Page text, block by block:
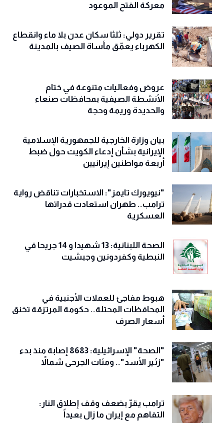
معركة الفتح الموعود
تقرير دولي: ثلثا سكان عدن بلا ماء وانقطاع
الكهرباء يعمّق مأساة الصيف بالمدينة
عروض وفعاليات متنوعة في ختام
الأنشطة الصيفية بمحافظات صنعاء
والحديدة وريمة وحجة
‏بيان وزارة الخارجية للجمهورية الإسلامية
الإيرانية بشأن إدعاء الكويت حول ضبط
أربعة مواطنين إيرانيين
"نيويورك تايمز": الاستخبارات تناقض رواية
ترامب.. طهران استعادت قدراتها
العسكرية
الصحة اللبنانية: 13 شهيدا و 14 جريحا في
النبطية وكفردونين وجبشيت
هبوط مفاجئ للعملات الأجنبية في
المحافظات المحتلة.. حكومة المرتزقة تخنق
أسعار الصرف
"الصحة" الإسرائيلية: 8683 إصابة منذ بدء
"زئير الأسد".. ومئات الجرحى شمالاً
ترامب يقرّ بضعف وقف إطلاق النار:
التفاهم مع إيران ما زال بعيداً